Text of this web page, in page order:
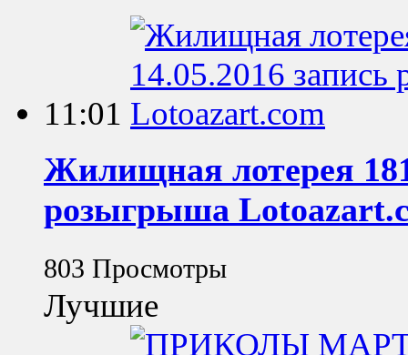
11:01
Жилищная лотерея
розыгрыша
803 Просмотры
Лучшие